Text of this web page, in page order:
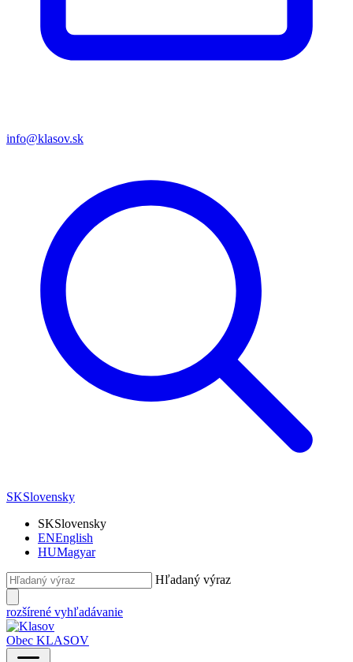
info@klasov.sk
SKSlovensky
SKSlovensky
ENEnglish
HUMagyar
Hľadaný výraz
rozšírené vyhľadávanie
Obec KLASOV